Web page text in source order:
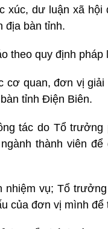
xúc, dư luận xã
địa bàn tỉnh.
theo quy định pháp
quan, đơn vị
tỉnh Điện Biên.
tác do Tổ
thành viên
vụ; Tổ
của đơn vị mình để